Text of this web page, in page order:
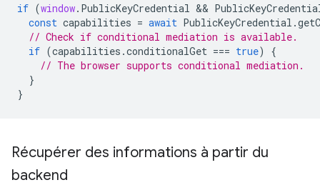
if (window. PublicKeyCredential &&
const capabilities = await PublicKeyCredential .
// Check if conditional mediation is available.
if (capabilities .conditionalGet === true)
{
// The browser supports conditional mediation.
}
}
Récupérer des informations à partir du
backend